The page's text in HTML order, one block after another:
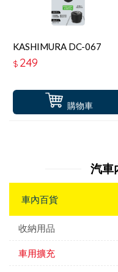
購物車
KASHIMURA DC-067
QC+PD 雙孔高速快充車充
頭 38W(20W+18W)
$ 249
汽車
車內百貨
收納用品
車用擴充